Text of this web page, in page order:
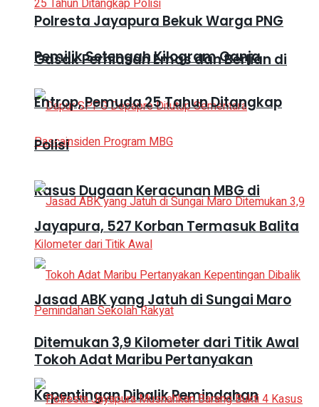
Polresta Jayapura Bekuk Warga PNG
Pemilik Setengah Kilogram Ganja
Kasus Dugaan Keracunan MBG di
Jayapura, 527 Korban Termasuk Balita
Tokoh Adat Maribu Pertanyakan
Kepentingan Dibalik Pemindahan
Gasak Perhiasan Emas dan Berlian di
Entrop, Pemuda 25 Tahun Ditangkap
Polisi
Jasad ABK yang Jatuh di Sungai Maro
Ditemukan 3,9 Kilometer dari Titik Awal